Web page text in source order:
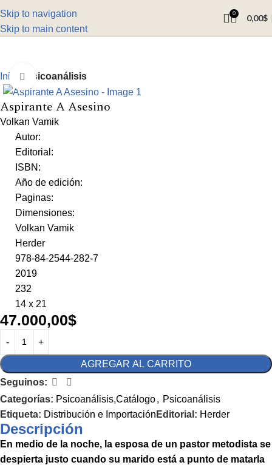
Skip to navigation
Skip to main content
0 0,00$
Inicio Psicoanálisis
Click to enlarge
Aspirante A Asesino
Volkan Vamik
Autor:
Editorial:
ISBN:
Año de edición:
Paginas:
Dimensiones:
Volkan Vamik
Herder
978-84-2544-282-7
2019
232
14 x 21
47.000,00$
AGREGAR AL CARRITO
Seguinos:
Categorías: Psicoanálisis,Catálogo, Psicoanálisis
Etiqueta: Distribución e Importación Editorial: Herder
Descripción
En medio de la noche, la esposa de un pastor metodista se
despierta justo cuando su marido está a punto de matarla